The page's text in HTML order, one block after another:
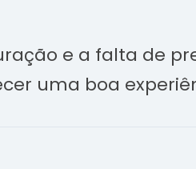
e a falta de
uma boa